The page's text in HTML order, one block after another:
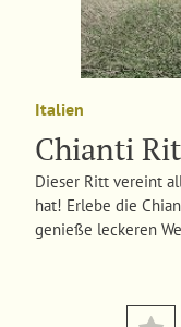
Italien
Chianti
Dieser Ritt vereint
hat! Erlebe die
genieße leckeren